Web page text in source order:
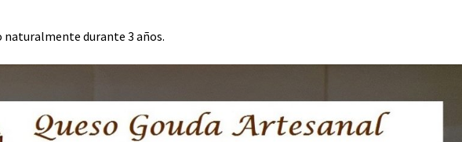
naturalmente durante 3 años.